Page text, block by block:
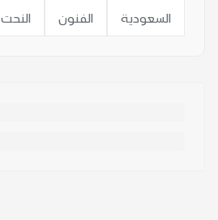
السعودية الفنون النحت